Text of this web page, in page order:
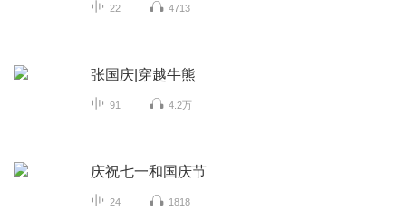
22 4713
张国庆|穿越牛熊
91 4.2万
庆祝七一和国庆节
24 1818